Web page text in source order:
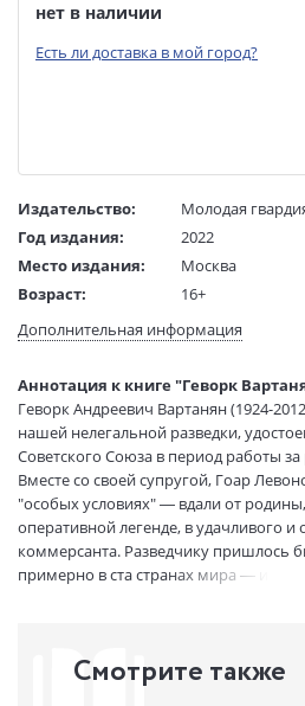
нет в наличии
Есть ли доставка в мой город?
Издательство:
Молодая
Год издания:
2022
Место издания:
Москва
Возраст:
16+
Язык текста:
русский
Формат:
60х90 1/16
Размеры в мм
(ДхШхВ):
220x145x19
Вес:
440 гр.
Страниц:
263
Тираж:
3000 экз.
Код товара:
50065239
Артикул:
1905
Дополнительная информация
Аннотация к книге "Геворк
Геворк Андреевич Вартанян (1924-
нашей нелегальной разведки,
Советского Союза в период работы
Вместе со своей супругой, Гоар
"особых условиях" — вдали от
оперативной легенде, в удачливого и
коммерсанта. Разведчику пришлось
примерно в ста странах мира — и в
безопасности "Большой тройки" во
конференции 1943 года. Автору книги
Смотрите также